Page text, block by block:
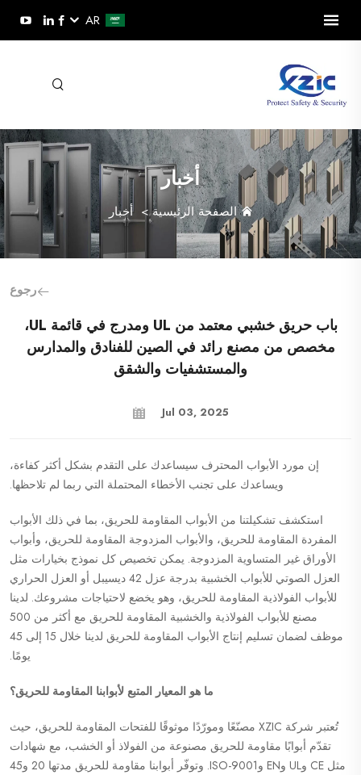
AR
أخبار
الصفحة الرئيسية>أخبار
رجوع
باب حريق خشبي معتمد من UL ومدرج في قائمة UL،
مخصص من مصنع رائد في الصين للفنادق والمدارس
والمستشفيات والشقق
Jul 03, 2025
إن مورد الأبواب المحترف سيساعدك على التقدم بشكل أكثر كفاءة،
ويساعدك على تجنب الأخطاء المحتملة التي ربما لم تلاحظها.
استكشف تشكيلتنا من الأبواب المقاومة للحريق، بما في ذلك الأبواب
المفردة المقاومة للحريق، والأبواب المزدوجة المقاومة للحريق، وأبواب
الأوراق غير المتساوية المزدوجة. يمكن تخصيص كل نموذج بخيارات مثل
العزل الصوتي للأبواب الخشبية بدرجة عزل 42 ديسيبل أو العزل الحراري
للأبواب الفولاذية المقاومة للحريق، وهو يخضع لاحتياجات مشروعك. لدينا
مصنع للأبواب الفولاذية والخشبية المقاومة للحريق مع أكثر من 500
موظف لضمان تسليم إنتاج الأبواب المقاومة للحريق لدينا خلال 15 إلى 45
يومًا.
ما هو المعيار المتبع لأبوابنا المقاومة للحريق؟
تُعتبر شركة XZIC مصنّعًا ومورّدًا موثوقًا للفتحات المقاومة للحريق، حيث
تقدّم أبوابًا مقاومة للحريق مصنوعة من الفولاذ أو الخشب، مع شهادات
مثل CE وUL وEN وISO-9001. وتوفّر أبوابنا مقاومة للحريق مدتها 20 و45